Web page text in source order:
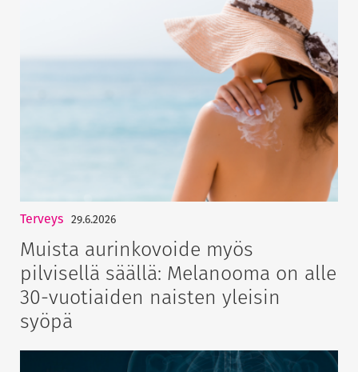
Terveys 29.6.2026
Muista aurinkovoide myös
pilvisellä säällä: Melanooma on alle
30-vuotiaiden naisten yleisin
syöpä